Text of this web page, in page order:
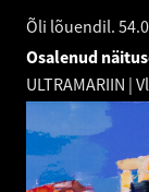
Õli lõuendil.
Osalenud
ULTRAMARIIN |